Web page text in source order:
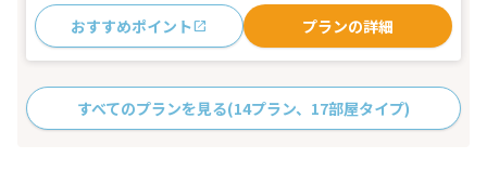
おすすめポイント プランの詳細
すべてのプランを見る(14プラン、17部屋タイプ)